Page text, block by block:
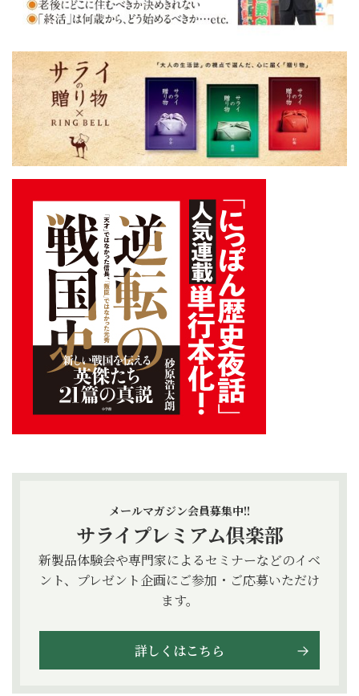
メールマガジン会員募集中!!
サライプレミアム倶楽部
新製品体験会や専門家によるセミナーなどのイベ
ント、プレゼント企画にご参加・ご応募いただけ
ます。
詳しくはこちら